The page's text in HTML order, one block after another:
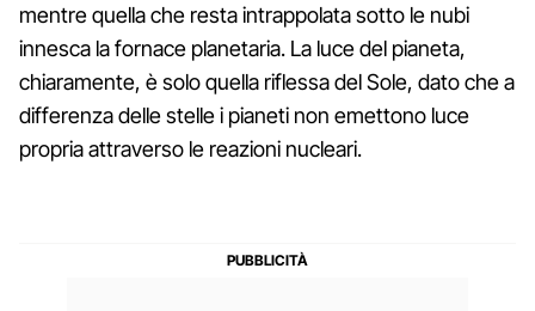
mentre quella che resta intrappolata sotto le nubi
innesca la fornace planetaria. La luce del pianeta,
chiaramente, è solo quella riflessa del Sole, dato che a
differenza delle stelle i pianeti non emettono luce
propria attraverso le reazioni nucleari.